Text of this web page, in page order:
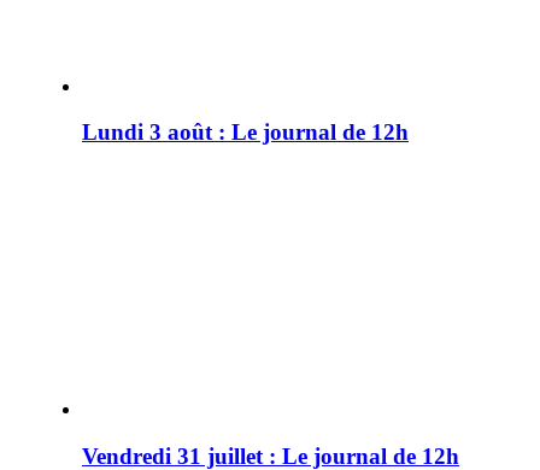
Lundi 3 août : Le journal de 12h
Vendredi 31 juillet : Le journal de 12h